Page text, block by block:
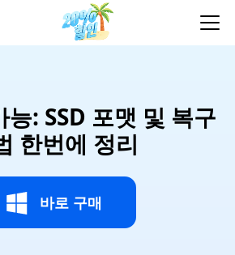
: SSD 포맷 및 복구
한번에 정리
바로 구매